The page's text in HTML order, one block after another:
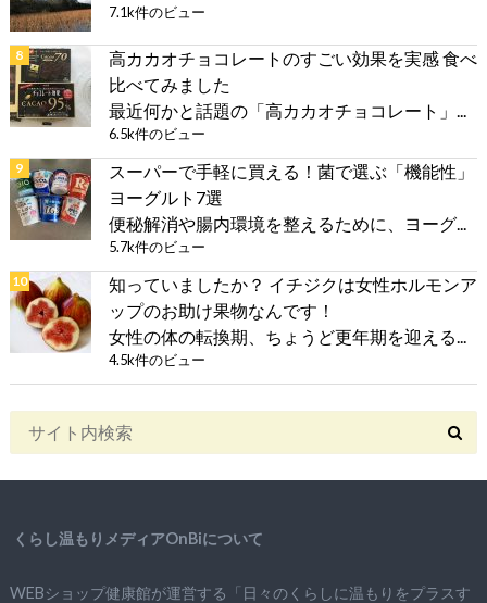
7.1k件のビュー
高カカオチョコレートのすごい効果を実感 食べ
比べてみました
最近何かと話題の「高カカオチョコレート」...
6.5k件のビュー
スーパーで手軽に買える！菌で選ぶ「機能性」
ヨーグルト7選
便秘解消や腸内環境を整えるために、ヨーグ...
5.7k件のビュー
知っていましたか？ イチジクは女性ホルモンア
ップのお助け果物なんです！
女性の体の転換期、ちょうど更年期を迎える...
4.5k件のビュー
くらし温もりメディアOnBiについて
WEBショップ健康館が運営する「日々のくらしに温もりをプラスす